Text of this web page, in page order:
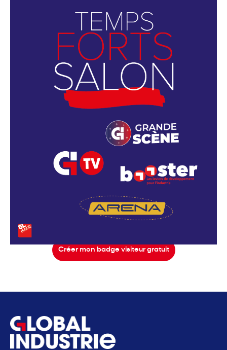
Créer mon badge visiteur gratuit